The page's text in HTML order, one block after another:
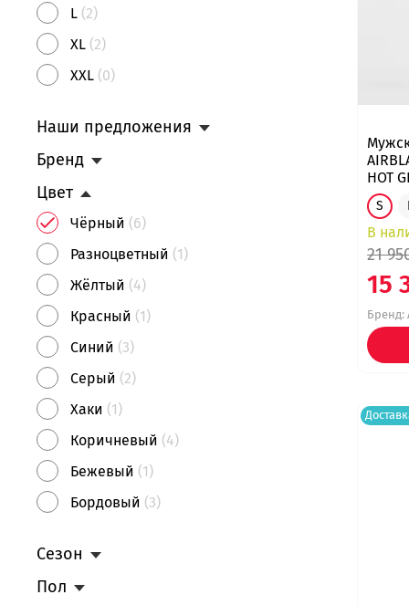
HOT
S
В
21
15
Бренд:
L (2)
XL (2)
XXL (0)
Наши предложения
Бренд
Цвет
Чёрный (6)
Разноцветный (1)
Жёлтый (4)
Красный (1)
Синий (3)
Серый (2)
Хаки (1)
Коричневый (4)
Бежевый (1)
Бордовый (3)
Оранжевый
Зелёный
Сезон
Пол